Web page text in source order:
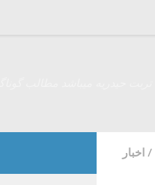
/ اخبار